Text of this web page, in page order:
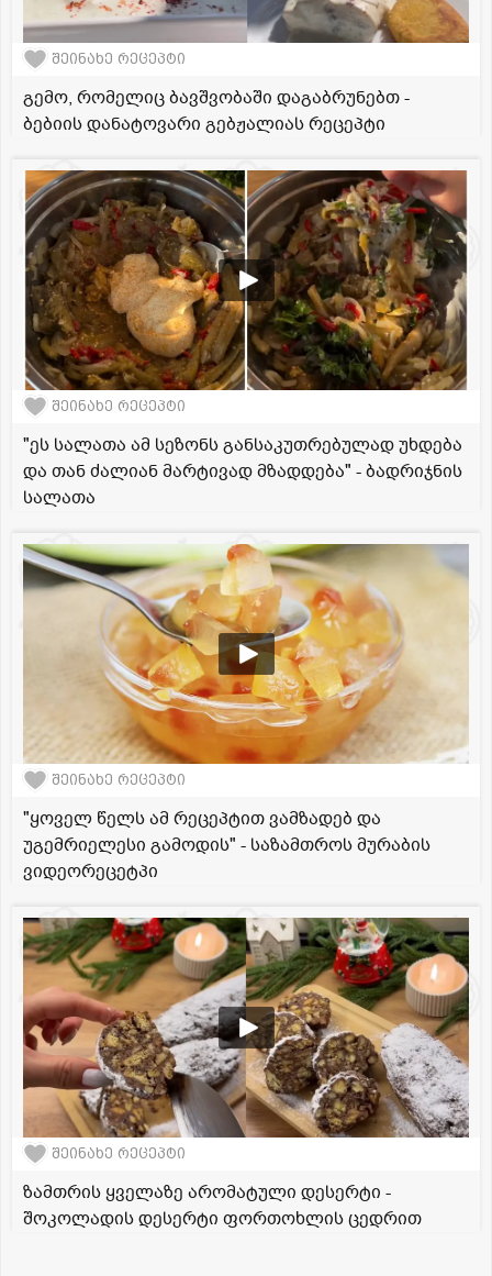
შეინახე რეცეპტი
გემო, რომელიც ბავშვობაში დაგაბრუნებთ -
ბებიის დანატოვარი გებჟალიას რეცეპტი
შეინახე რეცეპტი
"ეს სალათა ამ სეზონს განსაკუთრებულად უხდება
და თან ძალიან მარტივად მზადდება" - ბადრიჯნის
სალათა
შეინახე რეცეპტი
"ყოველ წელს ამ რეცეპტით ვამზადებ და
უგემრიელესი გამოდის" - საზამთროს მურაბის
ვიდეორეცეტპი
შეინახე რეცეპტი
ზამთრის ყველაზე არომატული დესერტი -
შოკოლადის დესერტი ფორთოხლის ცედრით